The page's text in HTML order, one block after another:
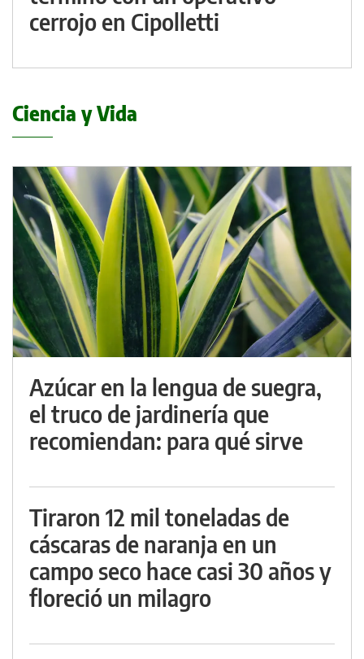
cerrojo en Cipolletti
Ciencia y Vida
Azúcar en la lengua de suegra,
el truco de jardinería que
recomiendan: para qué sirve
Tiraron 12 mil toneladas de
cáscaras de naranja en un
campo seco hace casi 30 años y
floreció un milagro